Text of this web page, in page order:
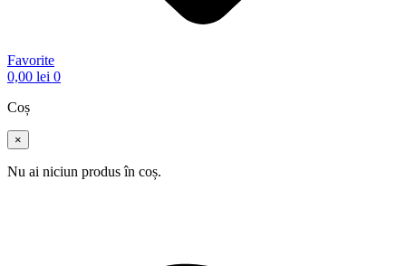
Favorite
0,00 lei 0
Coș
×
Nu ai niciun produs în coș.